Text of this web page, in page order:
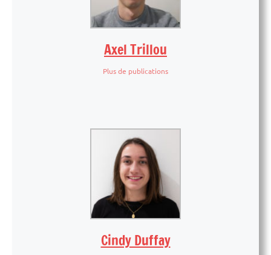
Axel Trillou
Plus de publications
Cindy Duffay